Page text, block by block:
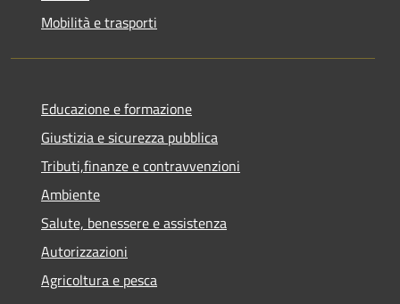
Mobilità e trasporti
Educazione e formazione
Giustizia e sicurezza pubblica
Tributi,finanze e contravvenzioni
Ambiente
Salute, benessere e assistenza
Autorizzazioni
Agricoltura e pesca